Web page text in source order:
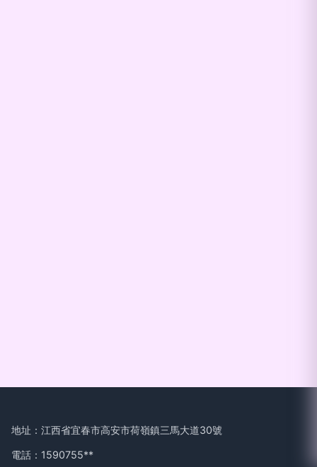
地址：江西省宜春市高安市荷嶺鎮三馬大道30號
電話：1590755**